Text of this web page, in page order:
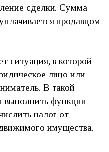
сделки. Сумма
продавцом
ситуация, в которой
лицо или
В такой
выполнить функции
налог от
имущества.